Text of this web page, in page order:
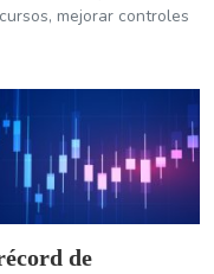
mejorar controles
de